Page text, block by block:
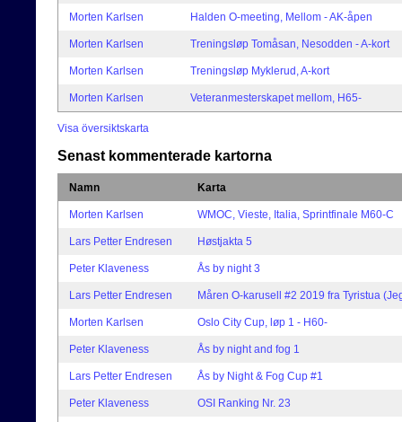
Morten Karlsen Halden O-meeting, Mellom - AK-åpen
Morten Karlsen Treningsløp Tomåsan, Nesodden - A-kort
Morten Karlsen Treningsløp Myklerud, A-kort
Morten Karlsen Veteranmesterskapet mellom, H65-
Visa översiktskarta
Senast kommenterade kartorna
Namn Karta
Morten Karlsen WMOC, Vieste, Italia, Sprintfinale M60-C
Lars Petter Endresen Høstjakta 5
Peter Klaveness Ås by night 3
Lars Petter Endresen Måren O-karusell #2 2019 fra Tyristua
Morten Karlsen Oslo City Cup, løp 1 - H60-
Peter Klaveness Ås by night and fog 1
Lars Petter Endresen Ås by Night & Fog Cup #1
Peter Klaveness OSI Ranking Nr. 23